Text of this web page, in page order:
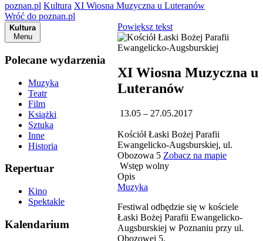
poznan.pl Kultura XI Wiosna Muzyczna u Luteranów
Wróć do poznan.pl
Kultura
Menu
Polecane wydarzenia
Muzyka
Teatr
Film
Książki
Sztuka
Inne
Historia
Repertuar
Kino
Spektakle
Kalendarium
Powiększ tekst
XI Wiosna Muzyczna u
Luteranów
13.05 – 27.05.2017
Kościół Łaski Bożej Parafii
Ewangelicko-Augsburskiej, ul.
Obozowa 5 Zobacz na mapie
Wstęp wolny
Opis
Muzyka
Festiwal odbędzie się w kościele
Łaski Bożej Parafii Ewangelicko-
Augsburskiej w Poznaniu przy ul.
Obozowej 5.